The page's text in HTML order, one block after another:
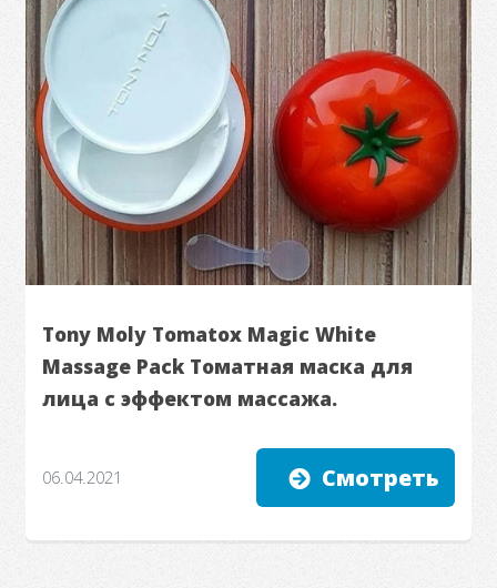
Tony Moly Tomatox Magic White
Massage Pack Томатная маска для
лица с эффектом массажа.
06.04.2021 Смотреть